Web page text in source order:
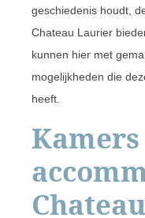
geschiedenis houdt,
Chateau Laurier
kunnen hier met
mogelijkheden die
heeft.